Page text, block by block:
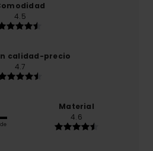
4.5
calidad-precio
4.7
Material
4.6